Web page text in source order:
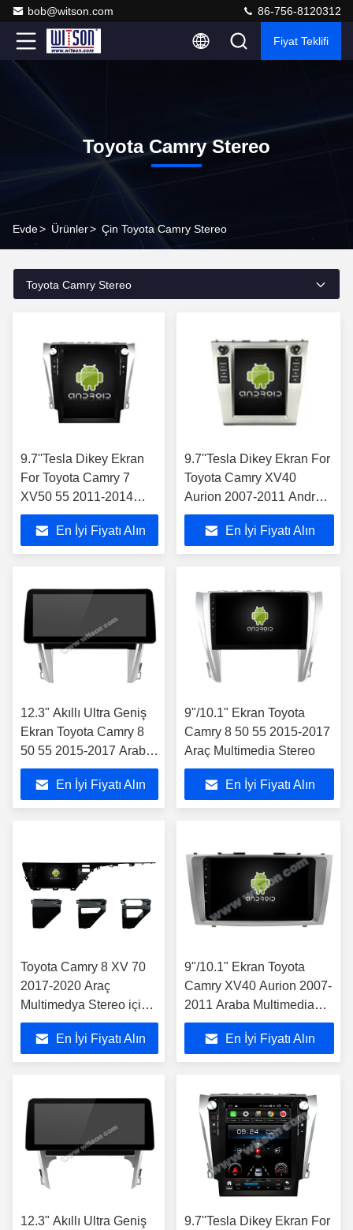
bob@witson.com 86-756-8120312
Fiyat Teklifi
Toyota Camry Stereo
Evde> Ürünler> Çin Toyota Camry Stereo
Toyota Camry Stereo
9.7''Tesla Dikey Ekran
For Toyota Camry 7
XV50 55 2011-2014
Android Araba
Multimedia Oyuncusu
En İyi Fiyatı Alın
9.7''Tesla Dikey Ekran For
Toyota Camry XV40
Aurion 2007-2011 Android
Araba Multimedia
OyuncusuEn İyi Fiyatı Alın
12.3" Akıllı Ultra Geniş
Ekran Toyota Camry 8
50 55 2015-2017 Araba
Stereo Oyuncusu
En İyi Fiyatı Alın
9"/10.1" Ekran Toyota
Camry 8 50 55 2015-2017
Araç Multimedia Stereo
En İyi Fiyatı Alın
Toyota Camry 8 XV 70
2017-2020 Araç
Multimedya Stereo için
9"/10.1" Ekran
En İyi Fiyatı Alın
9"/10.1" Ekran Toyota
Camry XV40 Aurion 2007-
2011 Araba Multimedia
Stereo
En İyi Fiyatı Alın
12.3" Akıllı Ultra Geniş
9.7''Tesla Dikey Ekran For